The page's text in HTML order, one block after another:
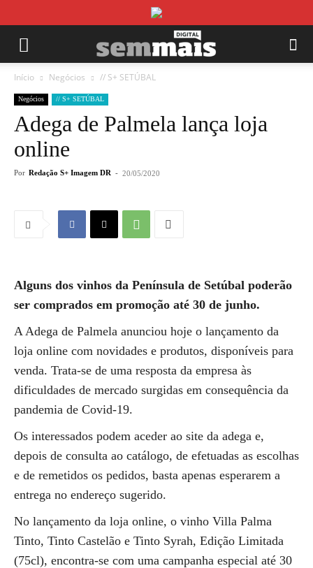
Início Negócios // S+ SETÚBAL
Negócios // S+ SETÚBAL
Adega de Palmela lança loja
online
Por Redação S+ Imagem DR - 20/05/2020
Alguns dos vinhos da Península de Setúbal poderão
ser comprados em promoção até 30 de junho.
A Adega de Palmela anunciou hoje o lançamento da
loja online com novidades e produtos, disponíveis para
venda. Trata-se de uma resposta da empresa às
dificuldades de mercado surgidas em consequência da
pandemia de Covid-19.
Os interessados podem aceder ao site da adega e,
depois de consulta ao catálogo, de efetuadas as escolhas
e de remetidos os pedidos, basta apenas esperarem a
entrega no endereço sugerido.
No lançamento da loja online, o vinho Villa Palma
Tinto, Tinto Castelão e Tinto Syrah, Edição Limitada
(75cl), encontra-se com uma campanha especial até 30